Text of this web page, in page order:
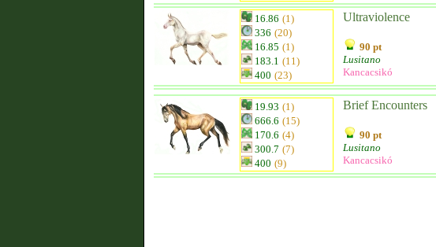
16.86 (1)
336 (20)
16.85 (1)
183.1 (11)
400 (23)
Ultraviolence
90 pt
Lusitano
Kancacsikó
19.93 (1)
666.6 (15)
170.6 (4)
300.7 (7)
400 (9)
Brief Encounters
90 pt
Lusitano
Kancacsikó